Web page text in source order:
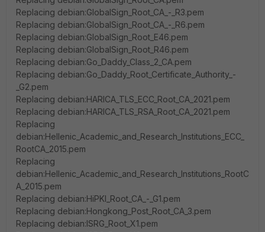
Replacing debian:GlobalSign_Root_CA_-_R3.pem
Replacing debian:GlobalSign_Root_CA_-_R6.pem
Replacing debian:GlobalSign_Root_E46.pem
Replacing debian:GlobalSign_Root_R46.pem
Replacing debian:Go_Daddy_Class_2_CA.pem
Replacing debian:Go_Daddy_Root_Certificate_Authority_-
_G2.pem
Replacing debian:HARICA_TLS_ECC_Root_CA_2021.pem
Replacing debian:HARICA_TLS_RSA_Root_CA_2021.pem
Replacing
debian:Hellenic_Academic_and_Research_Institutions_ECC_
RootCA_2015.pem
Replacing
debian:Hellenic_Academic_and_Research_Institutions_RootC
A_2015.pem
Replacing debian:HiPKI_Root_CA_-_G1.pem
Replacing debian:Hongkong_Post_Root_CA_3.pem
Replacing debian:ISRG_Root_X1.pem